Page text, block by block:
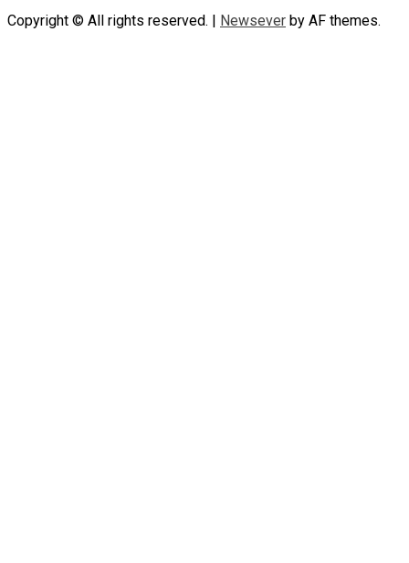
Copyright © All rights reserved. | Newsever by AF themes.